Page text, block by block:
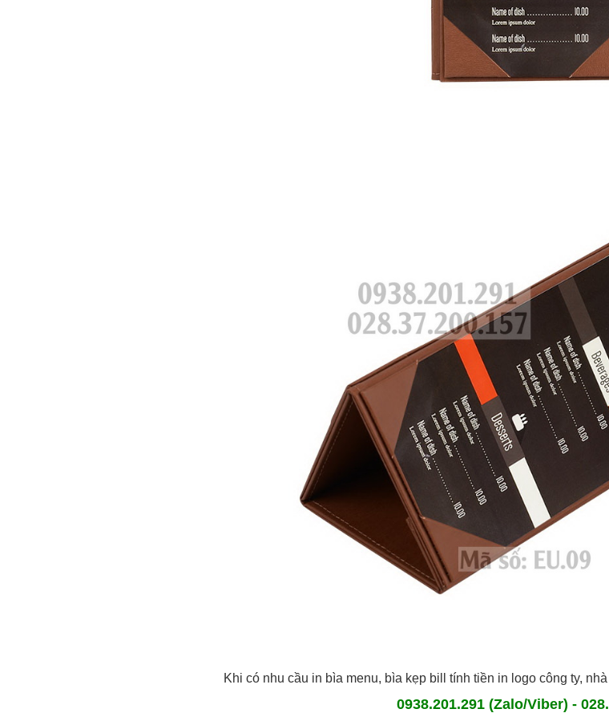
Khi có nhu cầu in bìa menu, bìa kẹp bill tính tiền in logo công ty,
0938.201.291 (Zalo/Viber) -